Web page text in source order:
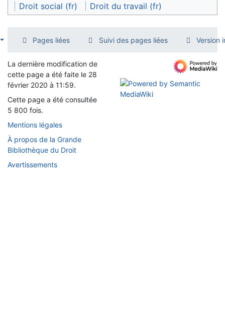
Droit social (fr)
Droit du travail (fr)
Pages liées Suivi des pages liées Version
La dernière modification de
cette page a été faite le 28
février 2020 à 11:59.
Cette page a été consultée
5 800 fois.
Mentions légales
À propos de la Grande
Bibliothèque du Droit
Avertissements